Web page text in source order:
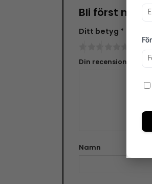
Bli först med
Ditt betyg *
Din recension
Namn